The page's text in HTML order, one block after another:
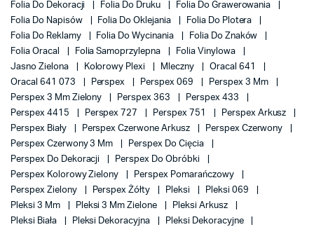
Folia Do Dekoracji
Folia Do Druku
Folia Do Grawerowania
Folia Do Napisów
Folia Do Oklejania
Folia Do Plotera
Folia Do Reklamy
Folia Do Wycinania
Folia Do Znaków
Folia Oracal
Folia Samoprzylepna
Folia Vinylowa
Jasno Zielona
Kolorowy Plexi Mleczny
Oracal 641
Oracal 641 073
Perspex Perspex 069
Perspex 3 Mm
Perspex 3 Mm Zielony
Perspex 363
Perspex 433
Perspex 4415
Perspex 727 Perspex 751
Perspex Arkusz
Perspex Biały
Perspex Czerwone Arkusz
Perspex Czerwony
Perspex Czerwony 3 Mm
Perspex Do Cięcia
Perspex Do Dekoracji
Perspex Do Obróbki
Perspex Kolorowy Zielony
Perspex Pomarańczowy
Perspex Zielony
Perspex Żółty Pleksi
Pleksi 069
Pleksi 3 Mm
Pleksi 3 Mm Zielone
Pleksi Arkusz
Pleksi Biała
Pleksi Dekoracyjna
Pleksi Dekoracyjne